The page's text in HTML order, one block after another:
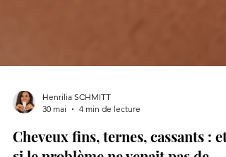
30 mai
4 min de lecture